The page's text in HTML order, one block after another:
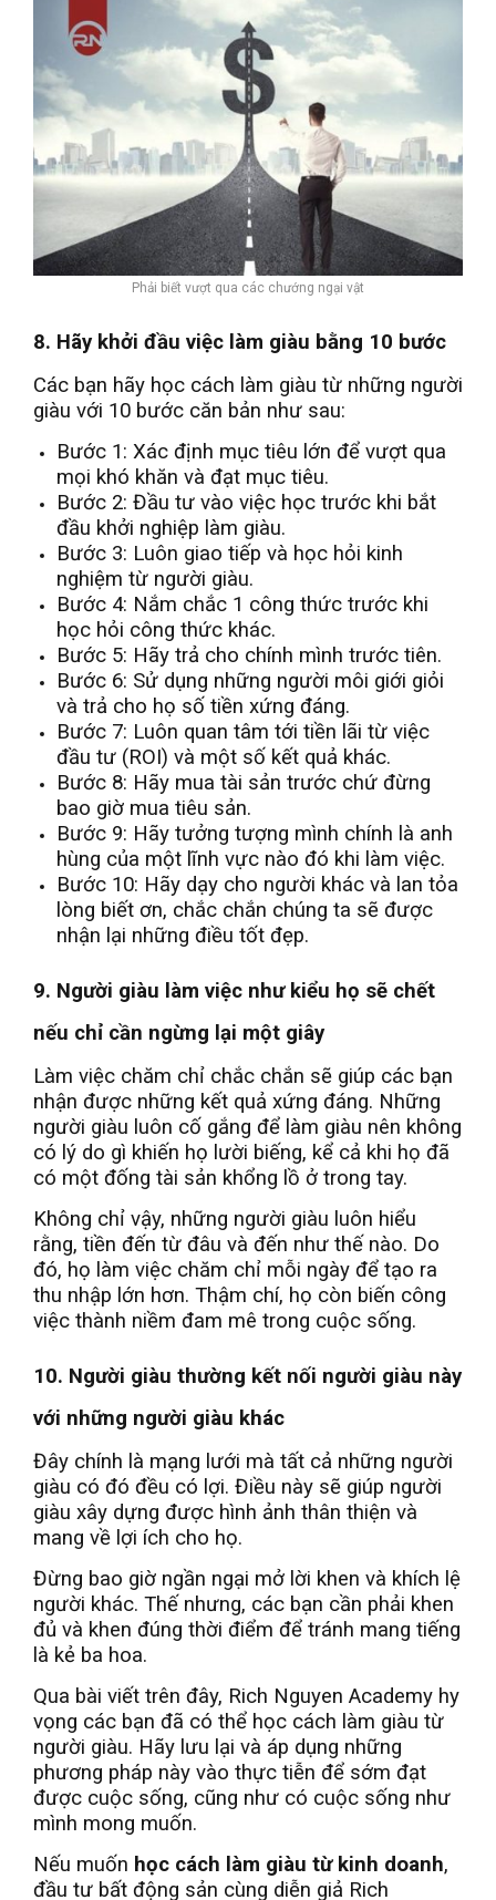
Phải biết vượt qua các chướng ngại vật
8. Hãy khởi đầu việc làm giàu bằng 10 bước
Các bạn hãy học cách làm giàu từ những người
giàu với 10 bước căn bản như sau:
Bước 1: Xác định mục tiêu lớn để vượt qua
mọi khó khăn và đạt mục tiêu.
Bước 2: Đầu tư vào việc học trước khi bắt
đầu khởi nghiệp làm giàu.
Bước 3: Luôn giao tiếp và học hỏi kinh
nghiệm từ người giàu.
Bước 4: Nắm chắc 1 công thức trước khi
học hỏi công thức khác.
Bước 5: Hãy trả cho chính mình trước tiên.
Bước 6: Sử dụng những người môi giới giỏi
và trả cho họ số tiền xứng đáng.
Bước 7: Luôn quan tâm tới tiền lãi từ việc
đầu tư (ROI) và một số kết quả khác.
Bước 8: Hãy mua tài sản trước chứ đừng
bao giờ mua tiêu sản.
Bước 9: Hãy tưởng tượng mình chính là anh
hùng của một lĩnh vực nào đó khi làm việc.
Bước 10: Hãy dạy cho người khác và lan tỏa
lòng biết ơn, chắc chắn chúng ta sẽ được
nhận lại những điều tốt đẹp.
9. Người giàu làm việc như kiểu họ sẽ chết
nếu chỉ cần ngừng lại một giây
Làm việc chăm chỉ chắc chắn sẽ giúp các bạn
nhận được những kết quả xứng đáng. Những
người giàu luôn cố gắng để làm giàu nên không
có lý do gì khiến họ lười biếng, kể cả khi họ đã
có một đống tài sản khổng lồ ở trong tay.
Không chỉ vậy, những người giàu luôn hiểu
rằng, tiền đến từ đâu và đến như thế nào. Do
đó, họ làm việc chăm chỉ mỗi ngày để tạo ra
thu nhập lớn hơn. Thậm chí, họ còn biến công
việc thành niềm đam mê trong cuộc sống.
10. Người giàu thường kết nối người giàu này
với những người giàu khác
Đây chính là mạng lưới mà tất cả những người
giàu có đó đều có lợi. Điều này sẽ giúp người
giàu xây dựng được hình ảnh thân thiện và
mang về lợi ích cho họ.
Đừng bao giờ ngần ngại mở lời khen và khích lệ
người khác. Thế nhưng, các bạn cần phải khen
đủ và khen đúng thời điểm để tránh mang tiếng
là kẻ ba hoa.
Qua bài viết trên đây, Rich Nguyen Academy hy
vọng các bạn đã có thể học cách làm giàu từ
người giàu. Hãy lưu lại và áp dụng những
phương pháp này vào thực tiễn để sớm đạt
được cuộc sống, cũng như có cuộc sống như
mình mong muốn.
Nếu muốn học cách làm giàu từ kinh doanh,
đầu tư bất động sản cùng diễn giả Rich